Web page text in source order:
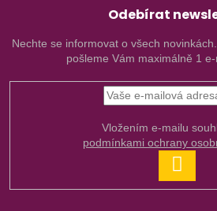
Odebírat
Nechte se informovat o všech
pošleme Vám maximálně 1
podmínkami ochrany
SE